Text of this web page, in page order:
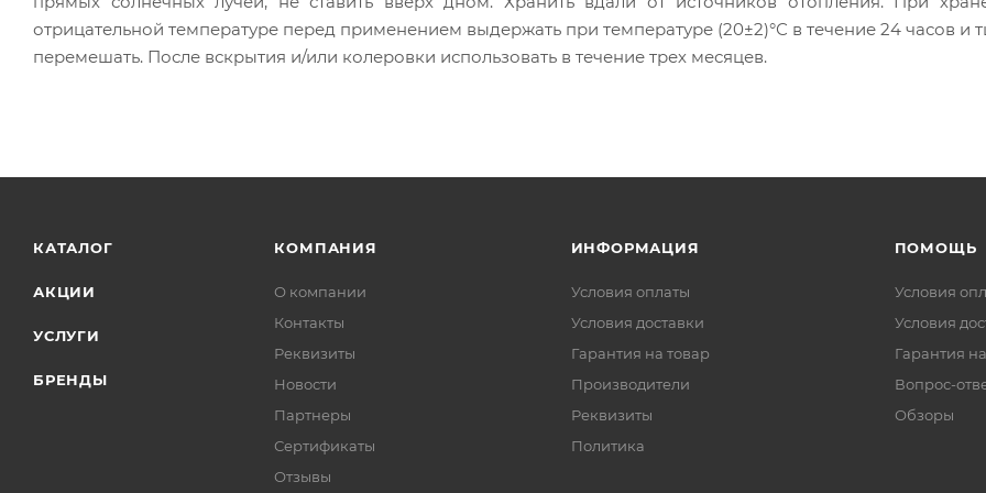
отрицательной температуре перед применением выдержать при температуре (20±2)°С в течение 24 часов и
перемешать. После вскрытия и/или колеровки использовать в течение трех месяцев.
КАТАЛОГ
АКЦИИ
УСЛУГИ
БРЕНДЫ
КОМПАНИЯ
О компании
Контакты
Реквизиты
Новости
Партнеры
Сертификаты
Отзывы
ИНФОРМАЦИЯ
Условия оплаты
Условия доставки
Гарантия на товар
Производители
Реквизиты
Политика
ПОМОЩЬ
Условия
Условия
Гарантия
Вопрос-
Обзоры